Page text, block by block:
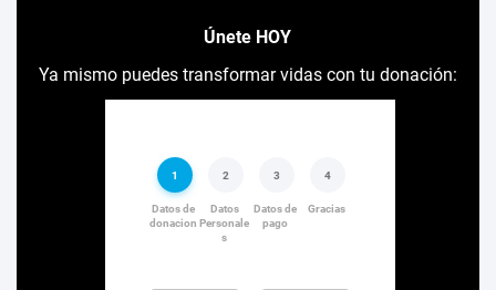
Únete HOY
Ya mismo puedes transformar vidas con tu donación: